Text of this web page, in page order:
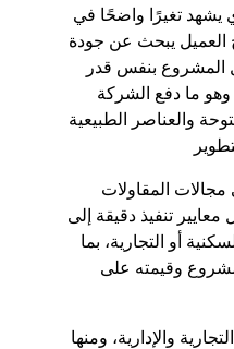
يشهد تغيرًا واضحًا في
العميل يبحث عن جودة
المشروع بنفس قدر
وهو ما دفع الشركة
والعناصر الطبيعية
المقاولات
تنفيذ دقيقة إلى
أو التجارية، بما
وقيمته على
والإدارية، ومنها